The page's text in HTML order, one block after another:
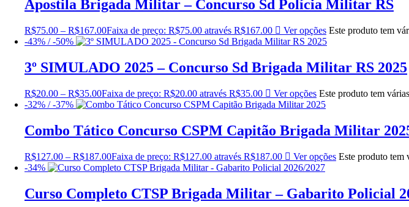
Apostila Brigada Militar – Concurso Sd Polícia Militar RS
R$75.00 – R$167.00Faixa de preço: R$75.00 através R$167.00 Ver opções Este produto tem
-43% / -50%
3º SIMULADO 2025 – Concurso Sd Brigada Militar RS 2025
R$20.00 – R$35.00Faixa de preço: R$20.00 através R$35.00 Ver opções Este produto tem
-32% / -37%
Combo Tático Concurso CSPM Capitão Brigada Militar
R$127.00 – R$187.00Faixa de preço: R$127.00 através R$187.00 Ver opções Este produto tem
-34%
Curso Completo CTSP Brigada Militar – Gabarito Policial